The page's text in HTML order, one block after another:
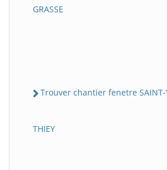
GRASSE
Trouver chantier fenetre SAINT-
THIEY